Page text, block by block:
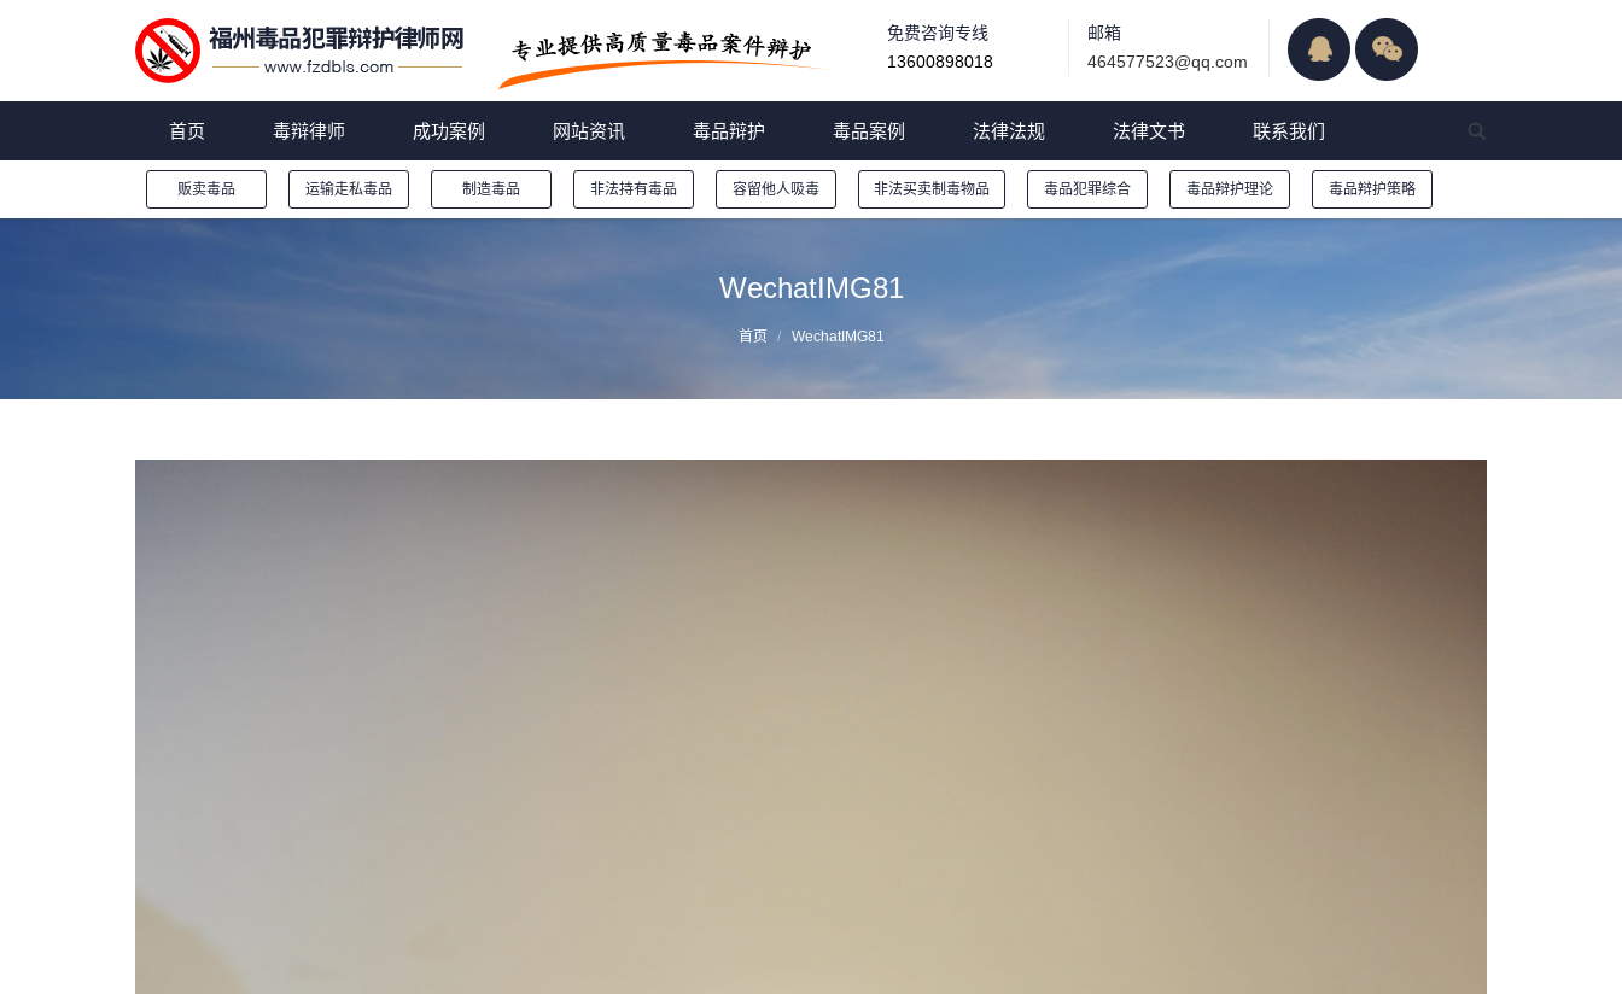
免费咨询专线
13600898018
邮箱
464577523@qq.com
首页 毒辩律师 成功案例 网站资讯 毒品辩护 毒品案例 法律法规 法律文书 联系我们
贩卖毒品 运输走私毒品 制造毒品 非法持有毒品 容留他人吸毒 非法买卖制毒物品 毒品犯罪综合 毒品辩护理论 毒品辩护策略
WechatIMG81
首页 WechatIMG81